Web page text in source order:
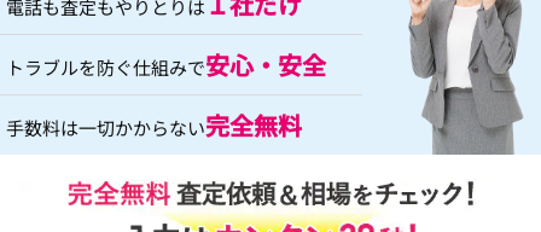
電話も査定もやりとりは
トラブルを防ぐ仕組みで安心・安全
手数料は一切かからない完全無料